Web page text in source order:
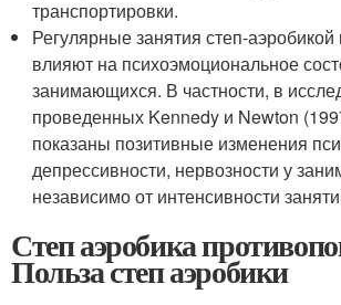
транспортировки.
Регулярные занятия степ-аэробикой
влияют на психоэмоциональное
занимающихся. В частности, в
проведенных Kennedy и Newton
показаны позитивные изменения
депрессивности, нервозности у
независимо от интенсивности
Степ аэробика
Польза степ аэробики